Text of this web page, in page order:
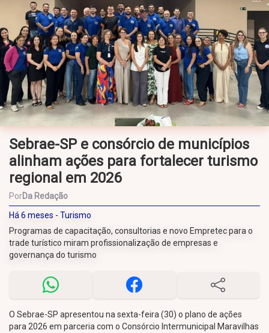
Sebrae-SP e consórcio de municípios
alinham ações para fortalecer turismo
regional em 2026
PorDa Redação
Há 6 meses - Turismo
Programas de capacitação, consultorias e novo Empretec para o
trade turístico miram profissionalização de empresas e
governança do turismo
O Sebrae-SP apresentou na sexta-feira (30) o plano de ações
para 2026 em parceria com o Consórcio Intermunicipal Maravilhas